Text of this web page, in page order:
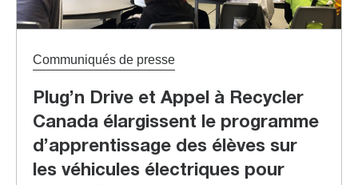
Communiqués de presse
Plug’n Drive et Appel à Recycler
Canada élargissent le programme
d’apprentissage des élèves sur
les véhicules électriques pour